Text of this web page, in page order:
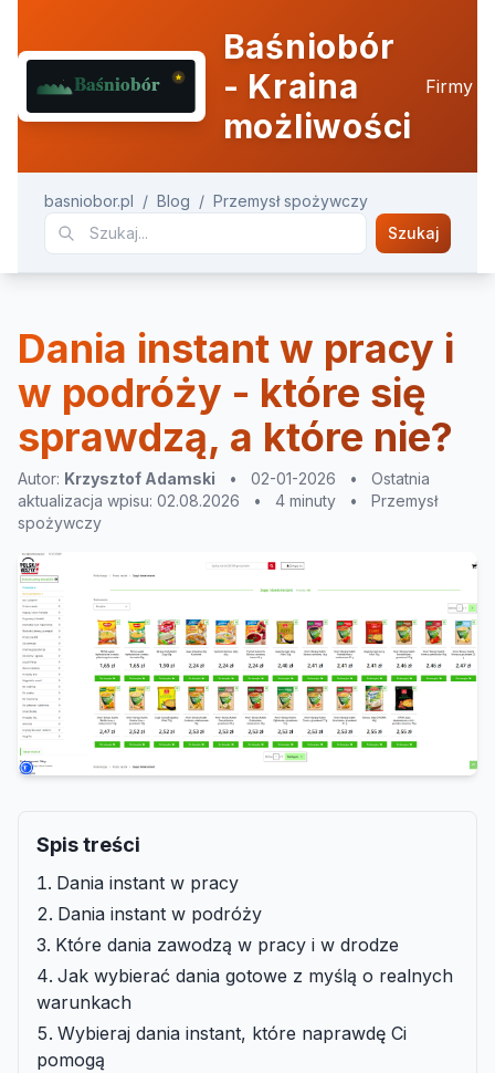
Baśniobór
- Kraina
możliwości
Firmy
basniobor.pl / Blog / Przemysł spożywczy
Szukaj
Dania instant w pracy i
w podróży - które się
sprawdzą, a które nie?
Autor: Krzysztof Adamski • 02-01-2026 •
Ostatnia
aktualizacja wpisu: 02.08.2026
• 4 minuty •
Przemysł
spożywczy
Spis treści
Dania instant w pracy
Dania instant w podróży
Które dania zawodzą w pracy i w drodze
Jak wybierać dania gotowe z myślą o realnych
warunkach
Wybieraj dania instant, które naprawdę Ci
pomogą